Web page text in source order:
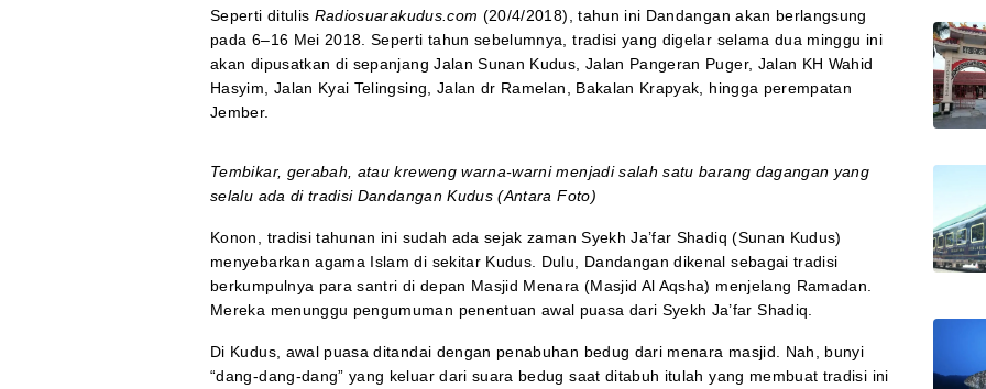
Seperti ditulis Radiosuarakudus.com (20/4/2018), tahun ini Dandangan akan berlangsung
pada 6–16 Mei 2018. Seperti tahun sebelumnya, tradisi yang digelar selama dua minggu ini
akan dipusatkan di sepanjang Jalan Sunan Kudus, Jalan Pangeran Puger, Jalan KH Wahid
Hasyim, Jalan Kyai Telingsing, Jalan dr Ramelan, Bakalan Krapyak, hingga perempatan
Jember.
Tembikar, gerabah, atau kreweng warna-warni menjadi salah satu barang dagangan yang
selalu ada di tradisi Dandangan Kudus (Antara Foto)
Konon, tradisi tahunan ini sudah ada sejak zaman Syekh Ja’far Shadiq (Sunan Kudus)
menyebarkan agama Islam di sekitar Kudus. Dulu, Dandangan dikenal sebagai tradisi
berkumpulnya para santri di depan Masjid Menara (Masjid Al Aqsha) menjelang Ramadan.
Mereka menunggu pengumuman penentuan awal puasa dari Syekh Ja’far Shadiq.
Di Kudus, awal puasa ditandai dengan penabuhan bedug dari menara masjid. Nah, bunyi
“dang-dang-dang” yang keluar dari suara bedug saat ditabuh itulah yang membuat tradisi ini